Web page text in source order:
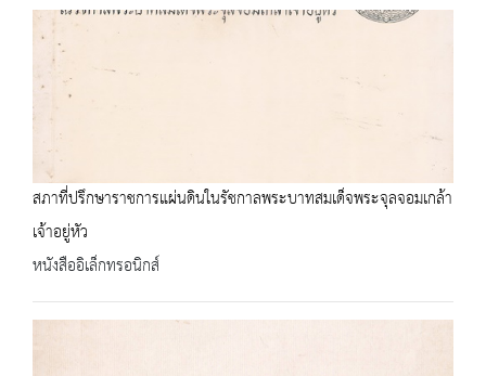
สภาที่ปรึกษาราชการแผ่นดินในรัชกาลพระบาทสมเด็จพระจุลจอมเกล้า
เจ้าอยู่หัว
หนังสืออิเล็กทรอนิกส์